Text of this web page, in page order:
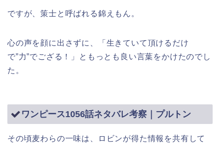
ですが、策士と呼ばれる錦えもん。
心の声を顔に出さずに、「生きていて頂けるだけ
で”力”でござる！」ともっとも良い言葉をかけたのでし
た。
ワンピース1056話ネタバレ考察｜プルトン
その頃麦わらの一味は、ロビンが得た情報を共有して